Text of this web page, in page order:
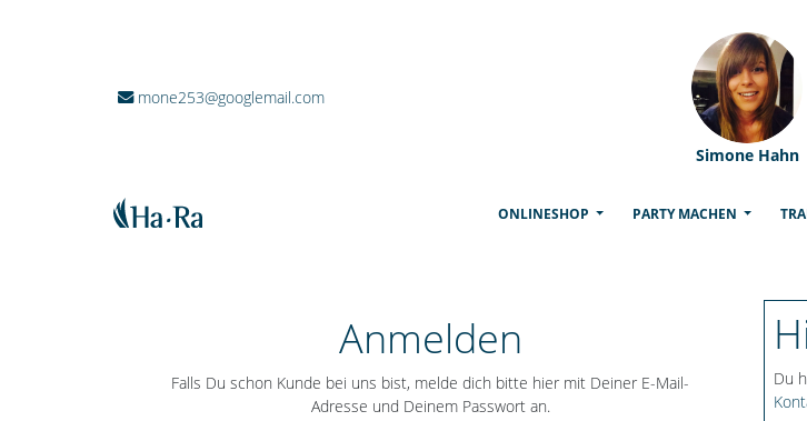
mone253@googlemail.com
Simone Hahn
ONLINESHOP (CURRENT)PARTY MACHEN
Anmelden
Falls Du schon Kunde bei uns bist, melde dich bitte hier mit Deiner E-Mail-
Adresse und Deinem Passwort an.
Du